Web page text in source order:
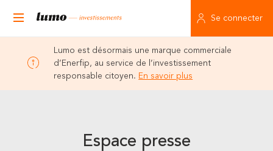
Se connecter
Lumo est désormais une marque commerciale
d’Enerfip, au service de l’investissement
responsable citoyen. En savoir plus
Espace presse